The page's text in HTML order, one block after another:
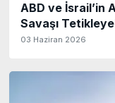
ABD ve İsrail’in
Savaşı
03 Haziran 2026